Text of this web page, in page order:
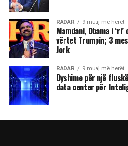
RADAR 9 muaj më herët
Mamdani, Obama i
vërtet Trumpin; 3
Jork
RADAR 9 muaj më herët
Dyshime për një
data center për